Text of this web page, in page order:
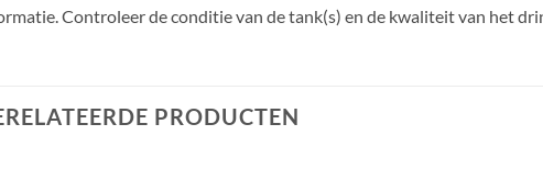
Controleer de conditie van de tank(s) en de kwaliteit van het
PRODUCTEN